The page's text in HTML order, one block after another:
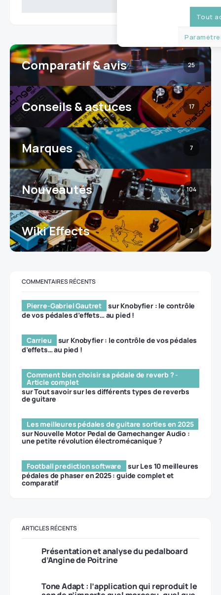
Comparatif & avis 25
Conseils & astuces 17
Marques 7
Nouveautés 104
Wiki Effects 7
COMMENTAIRES RÉCENTS
Pierre-Gabriel Gautret surKnobyfier : le contrôle
de vos pédales d’effets… au pied !
Carrieu sur Knobyfier : le contrôle de vos pédales
d’effets… au pied !
Comment bien choisir sa pédale de reverb ? -
Article complet
surTout savoir sur les différents types de reverbs
de guitare
Les meilleures pédales de guitare sorties en 2025
surNouvelle Motor Pedal de Gamechanger Audio :
une petite révolution électromécanique ?
Football prediction software surLes 10 meilleures
pédales de phaser en 2025 : guide complet et
comparatif
ARTICLES RÉCENTS
Présentation et analyse du pedalboard
d’Angine de Poitrine
Tone Adapt : l’application qui reproduit le
Tout